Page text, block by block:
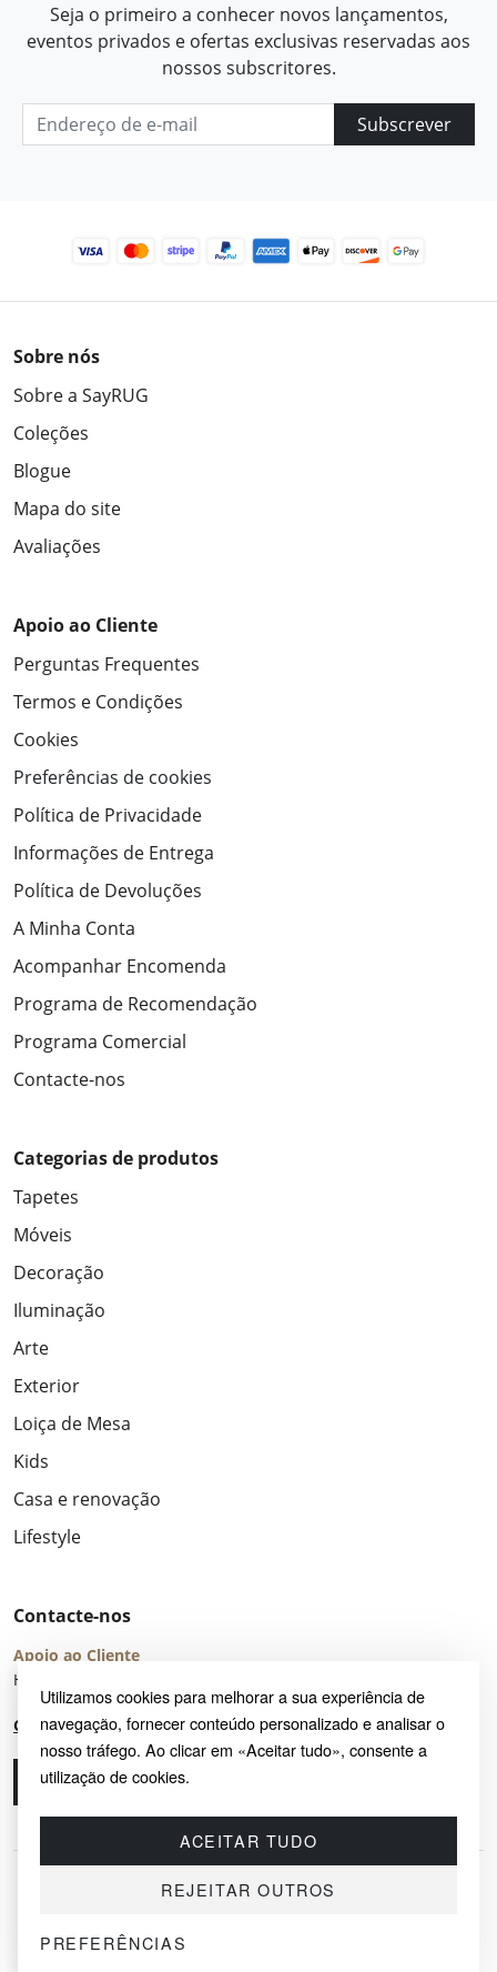
Utilizamos cookies para melhorar a sua experiência de
navegação, fornecer conteúdo personalizado e analisar o
nosso tráfego. Ao clicar em «Aceitar tudo», consente a
utilização de cookies.
ACEITAR TUDO
REJEITAR OUTROS
PREFERÊNCIAS
Seja o primeiro a conhecer novos lançamentos,
eventos privados e ofertas exclusivas reservadas aos
nossos subscritores.
Subscrever
Sobre nós
Sobre a SayRUG
Coleções
Blogue
Mapa do site
Avaliações
Apoio ao Cliente
Perguntas Frequentes
Termos e Condições
Cookies
Preferências de cookies
Política de Privacidade
Informações de Entrega
Política de Devoluções
A Minha Conta
Acompanhar Encomenda
Programa de Recomendação
Programa Comercial
Contacte-nos
Categorias de produtos
Tapetes
Móveis
Decoração
Iluminação
Arte
Exterior
Loiça de Mesa
Kids
Casa e renovação
Lifestyle
Contacte-nos
Apoio ao Cliente
Horário de Atendimento: seg – sex 8:00 – 16:00 (UTC+2)
Centro de Ajuda
Ligue-nos
© 2026 SAYRUG OÜ · KESKLINNA LINNAOSA, AHTRI TN 12, 10151, TALLINN,